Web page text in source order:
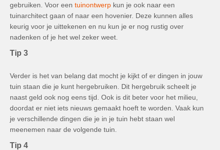
gebruiken. Voor een tuinontwerp kun je ook naar een
tuinarchitect gaan of naar een hovenier. Deze kunnen alles
keurig voor je uittekenen en nu kun je er nog rustig over
nadenken of je het wel zeker weet.
Tip 3
Verder is het van belang dat mocht je kijkt of er dingen in jouw
tuin staan die je kunt hergebruiken. Dit hergebruik scheelt je
naast geld ook nog eens tijd. Ook is dit beter voor het milieu,
doordat er niet iets nieuws gemaakt hoeft te worden. Vaak kun
je verschillende dingen die je in je tuin hebt staan wel
meenemen naar de volgende tuin.
Tip 4